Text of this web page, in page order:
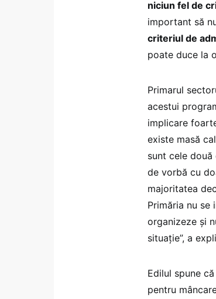
niciun fel de
important să
criteriul de
poate duce la
Primarul
acestui
implicare
existe masă
sunt cele
de vorbă cu
majoritatea
Primăria nu se
organizeze şi
situaţie”, a
Edilul spune
pentru